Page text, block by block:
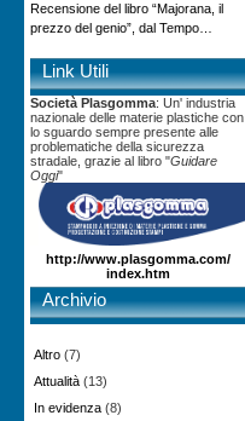
Recensione del libro “Majorana, il
prezzo del genio”, dal Tempo
Link Utili
Società Plasgomma: Un' industria
nazionale delle materie plastiche con
lo sguardo sempre presente alle
problematiche della sicurezza
stradale, grazie al libro "Guidare
Oggi"
http://www.plasgomma.com/
index.htm
Archivio
Altro (7)
Attualità (13)
In evidenza (8)